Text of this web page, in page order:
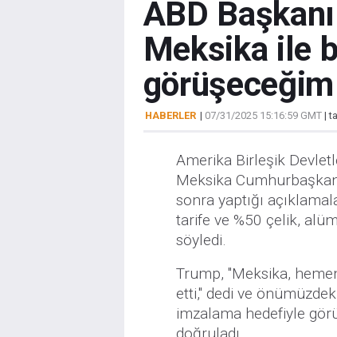
ABD
Meksika ile
görüşeceğim
HABERLER | 07/31/2025 15:16:59 GMT|
Amerika Birleşik
Meksika
sonra yaptığı
tarife ve %50 çelik,
söyledi.
Trump, "Meksika,
etti," dedi ve
imzalama hedefiyle
doğruladı.